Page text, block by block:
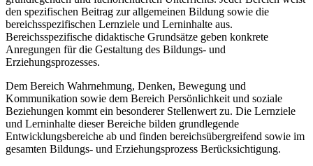
den spezifischen Beitrag zur allgemeinen Bildung sowie die
bereichsspezifischen Lernziele und Lerninhalte aus.
Bereichsspezifische didaktische Grundsätze geben konkrete
Anregungen für die Gestaltung des Bildungs- und
Erziehungsprozesses.
Dem Bereich Wahrnehmung, Denken, Bewegung und
Kommunikation sowie dem Bereich Persönlichkeit und soziale
Beziehungen kommt ein besonderer Stellenwert zu. Die Lernziele
und Lerninhalte dieser Bereiche bilden grundlegende
Entwicklungsbereiche ab und finden bereichsübergreifend sowie im
gesamten Bildungs- und Erziehungsprozess Berücksichtigung.